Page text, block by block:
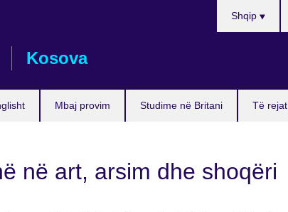
Kosova
Mbaj provim Studime në Britani Të rejat
Shqip
në art, arsim dhe shoqëri